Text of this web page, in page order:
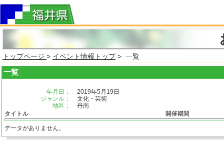
トップページ > イベント情報トップ> 一覧
一覧
年月日：
2019年5月19日
ジャンル：
文化・芸術
地区：
丹南
タイトル
開催期間
データがありません。